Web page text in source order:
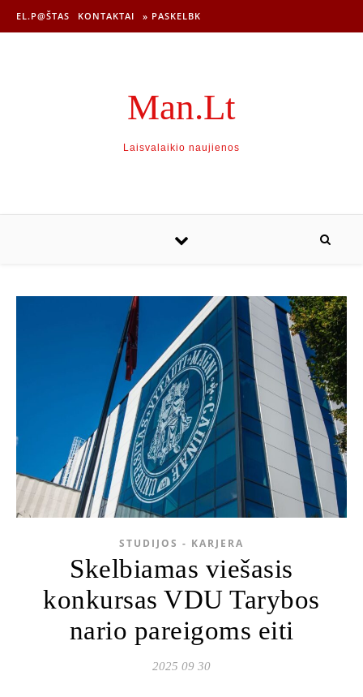
EL.P@ŠTAS KONTAKTAI » PASKELBK
Man.Lt
Laisvalaikio naujienos
STUDIJOS - KARJERA
Skelbiamas viešasis
konkursas VDU Tarybos
nario pareigoms eiti
2025 09 30